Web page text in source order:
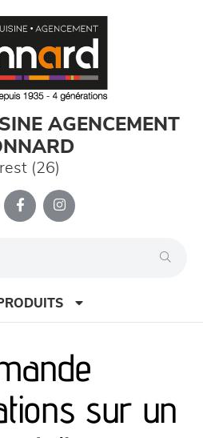
AGENCEMENT
(26)
sur un